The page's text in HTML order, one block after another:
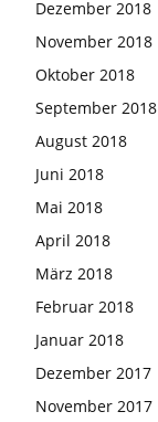
Dezember 2018
November 2018
Oktober 2018
September 2018
August 2018
Juni 2018
Mai 2018
April 2018
März 2018
Februar 2018
Januar 2018
Dezember 2017
November 2017